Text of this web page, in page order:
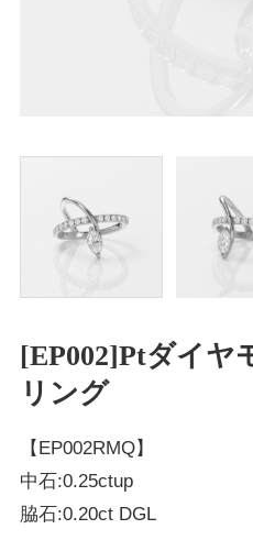
[EP002]Ptダイヤ
リング
【EP002RMQ】
中石:0.25ctup
脇石:0.20ct DGL